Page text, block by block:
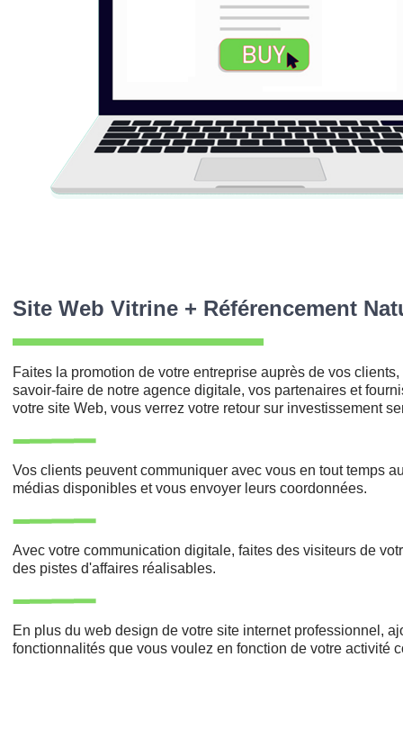
Site Web Vitrine + Référencement
Faites la promotion de votre entreprise auprès de vos
savoir-faire de notre agence digitale, vos partenaires et
votre site Web, vous verrez votre retour sur investissement
Vos clients peuvent communiquer avec vous en tout temps
médias disponibles et vous envoyer leurs coordonnées.
Avec votre communication digitale, faites des visiteurs de
des pistes d'affaires réalisables.
En plus du web design de votre site internet professionnel,
fonctionnalités que vous voulez en fonction de votre activité